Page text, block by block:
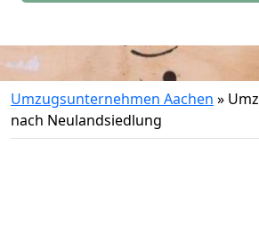
Umzugsunternehmen Aachen »
nach Neulandsiedlung